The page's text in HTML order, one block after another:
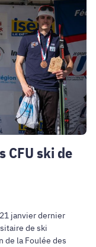
CFU ski de
janvier dernier
de ski
de la Foulée des